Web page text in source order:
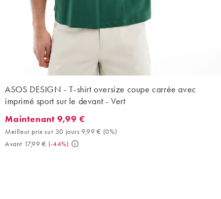
ASOS DESIGN - T-shirt oversize coupe carrée avec
imprimé sport sur le devant - Vert
Maintenant 9,99 €. Meilleur prix sur 30 jours 9,99 € (0%). Avant
Maintenant 9,99 €
Meilleur prix sur 30 jours 9,99 € (0%)
Avant 17,99 € (-44%)